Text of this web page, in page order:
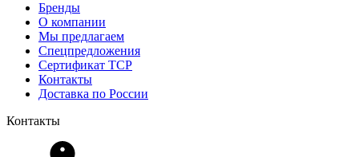
Бренды
О компании
Мы предлагаем
Спецпредложения
Сертификат ТСР
Контакты
Доставка по России
Контакты